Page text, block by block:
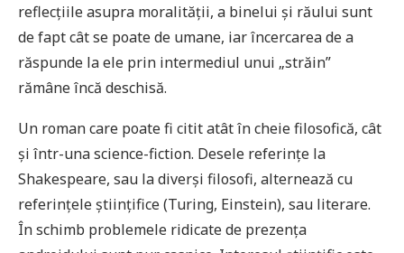
reflecțiile asupra moralității, a binelui și răului sunt
de fapt cât se poate de umane, iar încercarea de a
răspunde la ele prin intermediul unui „străin”
rămâne încă deschisă.
Un roman care poate fi citit atât în cheie filosofică, cât
și într-una science-fiction. Desele referințe la
Shakespeare, sau la diverși filosofi, alternează cu
referințele științifice (Turing, Einstein), sau literare.
În schimb problemele ridicate de prezența